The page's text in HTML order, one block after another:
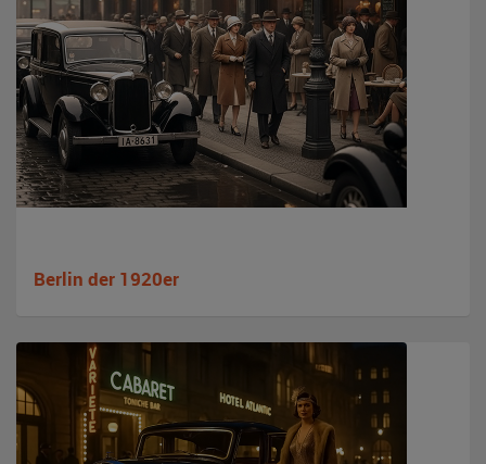
Berlin der 1920er